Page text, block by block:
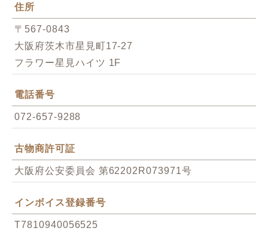
住所
〒567-0843
大阪府茨木市星見町17-27
フラワー星見ハイツ 1F
電話番号
072-657-9288
古物商許可証
大阪府公安委員会 第62202R073971号
インボイス登録番号
T7810940056525